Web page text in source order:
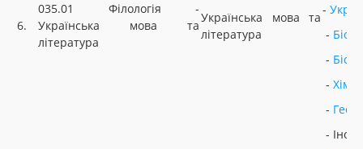
6.
035.01 Філологія -
Українська мова та
література
Українська мова та
література
-
-
-
- Хімія
-
-